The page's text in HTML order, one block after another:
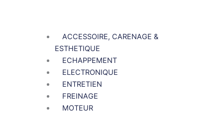
ACCESSOIRE, CARENAGE &
ESTHETIQUE
ECHAPPEMENT
ELECTRONIQUE
ENTRETIEN
FREINAGE
MOTEUR